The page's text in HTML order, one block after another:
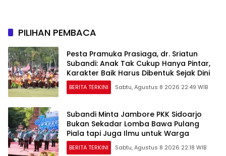
PILIHAN PEMBACA
Pesta Pramuka Prasiaga, dr. Sriatun
Subandi: Anak Tak Cukup Hanya Pintar,
Karakter Baik Harus Dibentuk Sejak Dini
BERITA TERKINI Sabtu, Agustus 8 2026 22:49 WIB
Subandi Minta Jambore PKK Sidoarjo
Bukan Sekadar Lomba Bawa Pulang
Piala tapi Juga Ilmu untuk Warga
BERITA TERKINI Sabtu, Agustus 8 2026 22:18 WIB